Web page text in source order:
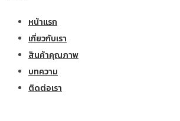
หน้าแรก
เกี่ยวกับเรา
สินค้าคุณภาพ
บทความ
ติดต่อเรา